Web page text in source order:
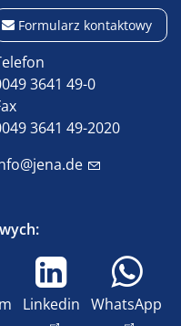
Formularz kontaktowy
3641 49-0
3641 49-2020
Linkedin WhatsApp